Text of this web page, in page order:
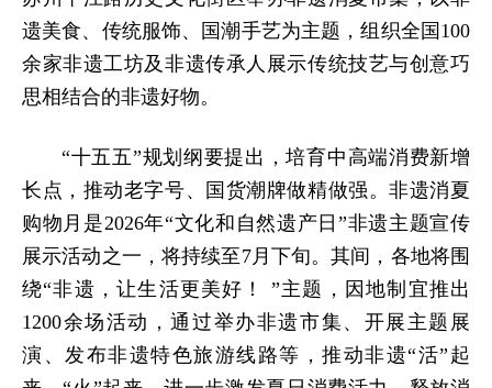
遗美食、传统服饰、国潮手艺为主题，组织全国100
余家非遗工坊及非遗传承人展示传统技艺与创意巧
思相结合的非遗好物。
“十五五”规划纲要提出，培育中高端消费新增
长点，推动老字号、国货潮牌做精做强。非遗消夏
购物月是2026年“文化和自然遗产日”非遗主题宣传
展示活动之一，将持续至7月下旬。其间，各地将围
绕“非遗，让生活更美好！ ”主题，因地制宜推出
1200余场活动，通过举办非遗市集、开展主题展
演、发布非遗特色旅游线路等，推动非遗“活”起